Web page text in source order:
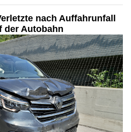
nach Auffahrunfall
der Autobahn